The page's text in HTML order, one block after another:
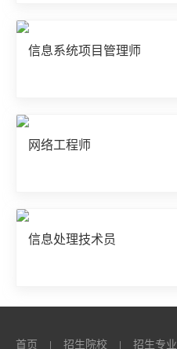
信息系统项目管理师
网络工程师
信息处理技术员
首页 | 招生院校 | 招生专业